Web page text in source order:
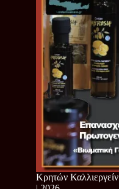
Κρητών Καλλιεργείν